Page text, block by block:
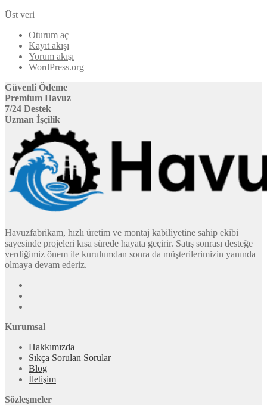
Üst veri
Oturum aç
Kayıt akışı
Yorum akışı
WordPress.org
Güvenli Ödeme
Premium Havuz
7/24 Destek
Uzman İşçilik
Havuzfabrikam, hızlı üretim ve montaj kabiliyetine sahip ekibi
sayesinde projeleri kısa sürede hayata geçirir. Satış sonrası desteğe
verdiğimiz önem ile kurulumdan sonra da müşterilerimizin yanında
olmaya devam ederiz.
Kurumsal
Hakkımızda
Sıkça Sorulan Sorular
Blog
İletişim
Sözleşmeler